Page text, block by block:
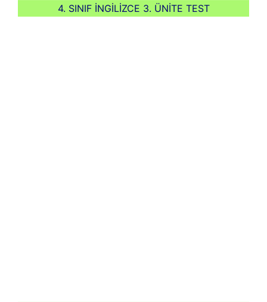
4. SINIF İNGİLİZCE 3. ÜNİTE TEST